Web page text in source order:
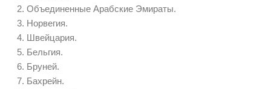
2. Объединенные Арабские Эмираты.
3. Норвегия.
4. Швейцария.
5. Бельгия.
6. Бруней.
7. Бахрейн.